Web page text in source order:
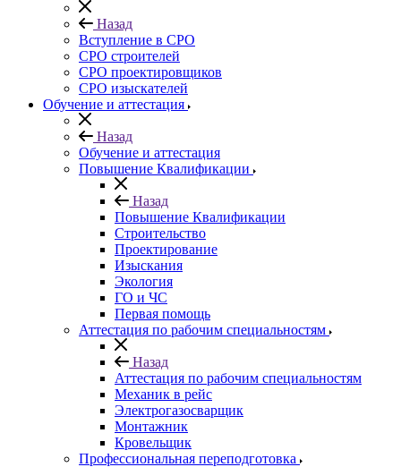
Назад
Вступление в СРО
СРО строителей
СРО проектировщиков
СРО изыскателей
Обучение и аттестация
Назад
Обучение и аттестация
Повышение Квалификации
Назад
Повышение Квалификации
Строительство
Проектирование
Изыскания
Экология
ГО и ЧС
Первая помощь
Аттестация по рабочим специальностям
Назад
Аттестация по рабочим специальностям
Механик в рейс
Электрогазосварщик
Монтажник
Кровельщик
Профессиональная переподготовка